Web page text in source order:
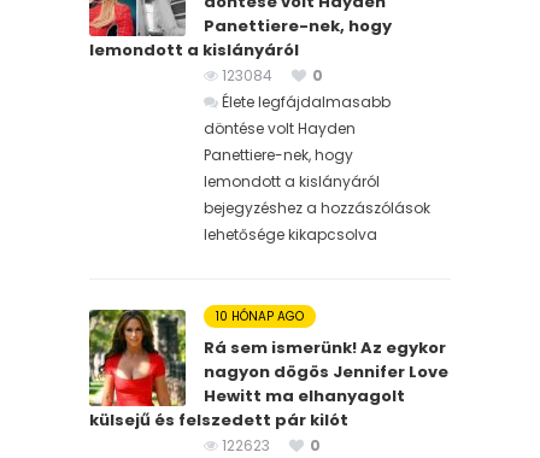
Panettiere-nek, hogy
lemondott a kislányáról
123084
0
Élete legfájdalmasabb
döntése volt Hayden
Panettiere-nek, hogy
lemondott a kislányáról
bejegyzéshez a hozzászólások
lehetősége kikapcsolva
10 HÓNAP AGO
Rá sem ismerünk! Az egykor
nagyon dögös Jennifer Love
Hewitt ma elhanyagolt
külsejű és felszedett pár kilót
122623 0